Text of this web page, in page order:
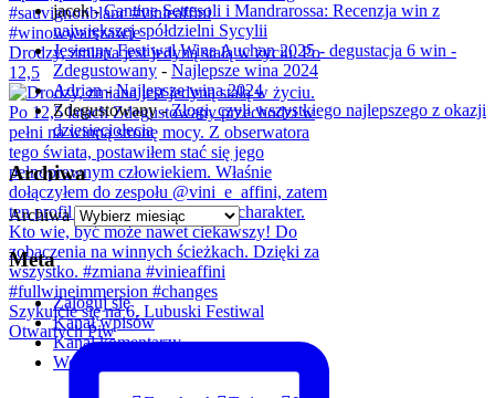
Drodzy, zmiana jest jedyną stałą w życiu. Po
12,5
Szykujcie się na 6. Lubuski Festiwal
Otwartych Piw
jacek-Cantine Settesoli i Mandrarossa: Recenzja win z
największej spółdzielni Sycylii
Jesienny Festiwal Wina Auchan 2025 - degustacja 6 win -
Zdegustowany - Najlepsze wina 2024
Adrian-Najlepsze wina 2024
Zdegustowany-Złogi, czyli wszystkiego najlepszego z okazji
dziesięciolecia
Archiwa
Archiwa
Meta
Zaloguj się
Kanał wpisów
Kanał komentarzy
WordPress.org